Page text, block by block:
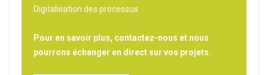
Digitalisation des processus
Pour en savoir plus, contactez-nous et nous
pourrons échanger en direct sur vos projets.